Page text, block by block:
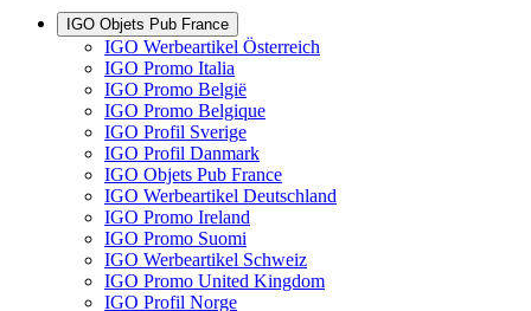
IGO Objets Pub France
IGO Werbeartikel Österreich
IGO Promo Italia
IGO Promo België
IGO Promo Belgique
IGO Profil Sverige
IGO Profil Danmark
IGO Objets Pub France
IGO Werbeartikel Deutschland
IGO Promo Ireland
IGO Promo Suomi
IGO Werbeartikel Schweiz
IGO Promo United Kingdom
IGO Profil Norge